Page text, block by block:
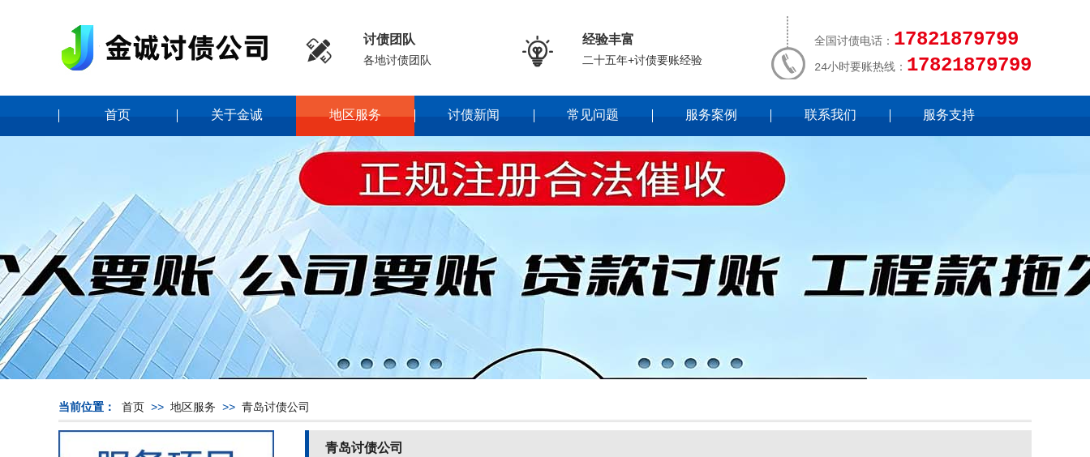
 讨债团队
各地讨债团队  经验丰富
二十五年+讨债要账经验
全国讨债电话： 17821879799
24小时要账热线： 17821879799
首页 关于金诚 地区服务 讨债新闻 常见问题 服务案例 联系我们 服务支持
当前位置： 首页 >> 地区服务 >> 青岛讨债公司
青岛讨债公司